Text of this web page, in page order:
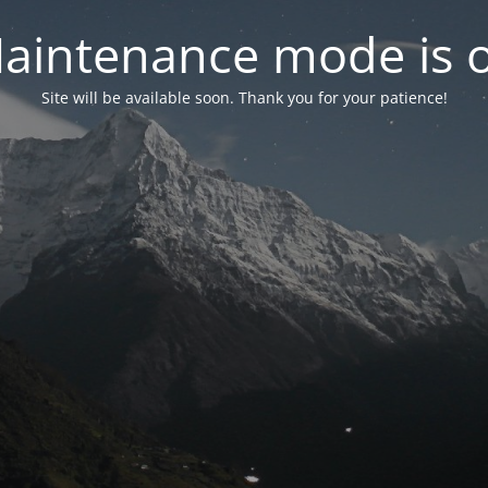
mode is
Site will be available soon. Thank you for your patience!